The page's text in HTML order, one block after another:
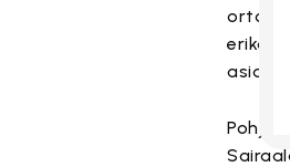
Pohjola